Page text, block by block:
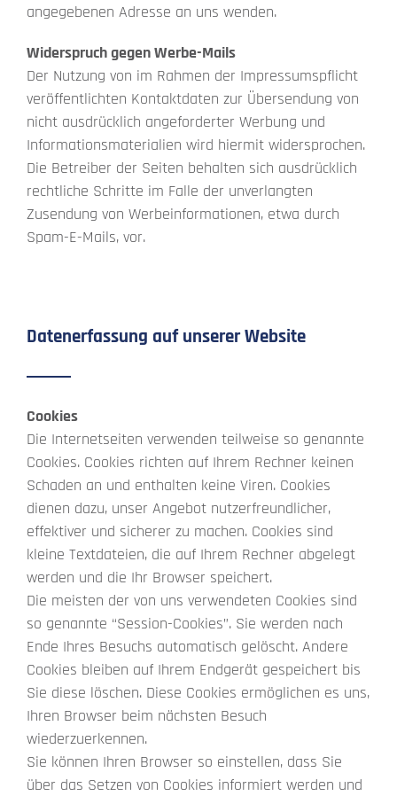
angegebenen Adresse an uns wenden.
Widerspruch gegen Werbe-Mails
Der Nutzung von im Rahmen der Impressumspflicht
veröffentlichten Kontaktdaten zur Übersendung von
nicht ausdrücklich angeforderter Werbung und
Informationsmaterialien wird hiermit widersprochen.
Die Betreiber der Seiten behalten sich ausdrücklich
rechtliche Schritte im Falle der unverlangten
Zusendung von Werbeinformationen, etwa durch
Spam-E-Mails, vor.
Datenerfassung auf unserer Website
Cookies
Die Internetseiten verwenden teilweise so genannte
Cookies. Cookies richten auf Ihrem Rechner keinen
Schaden an und enthalten keine Viren. Cookies
dienen dazu, unser Angebot nutzerfreundlicher,
effektiver und sicherer zu machen. Cookies sind
kleine Textdateien, die auf Ihrem Rechner abgelegt
werden und die Ihr Browser speichert.
Die meisten der von uns verwendeten Cookies sind
so genannte “Session-Cookies”. Sie werden nach
Ende Ihres Besuchs automatisch gelöscht. Andere
Cookies bleiben auf Ihrem Endgerät gespeichert bis
Sie diese löschen. Diese Cookies ermöglichen es uns,
Ihren Browser beim nächsten Besuch
wiederzuerkennen.
Sie können Ihren Browser so einstellen, dass Sie
über das Setzen von Cookies informiert werden und